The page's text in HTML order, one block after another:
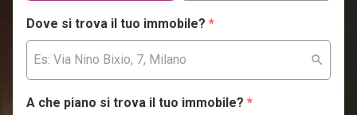
Dove si trova il tuo immobile? *
A che piano si trova il tuo immobile? *